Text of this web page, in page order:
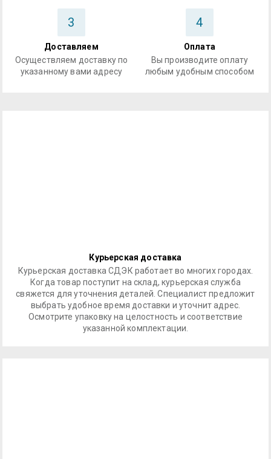
3
Доставляем
Осуществляем доставку по
указанному вами адресу
4
Оплата
Вы производите оплату
любым удобным способом
Курьерская доставка
Курьерская доставка СДЭК работает во многих городах.
Когда товар поступит на склад, курьерская служба
свяжется для уточнения деталей. Специалист предложит
выбрать удобное время доставки и уточнит адрес.
Осмотрите упаковку на целостность и соответствие
указанной комплектации.